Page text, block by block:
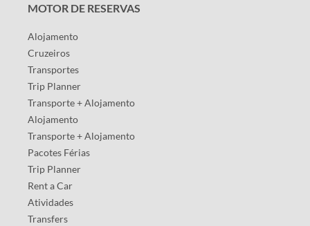
MOTOR DE RESERVAS
Alojamento
Cruzeiros
Transportes
Trip Planner
Transporte + Alojamento
Alojamento
Transporte + Alojamento
Pacotes Férias
Trip Planner
Rent a Car
Atividades
Transfers